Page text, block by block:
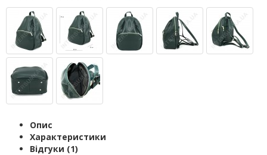
Опис
Характеристики
Відгуки (1)